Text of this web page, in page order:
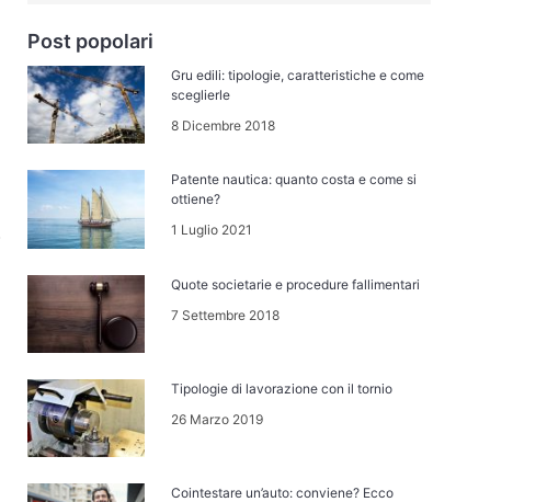
Post popolari
Gru edili: tipologie, caratteristiche e come
sceglierle
8 Dicembre 2018
Patente nautica: quanto costa e come si
ottiene?
1 Luglio 2021
Quote societarie e procedure fallimentari
7 Settembre 2018
Tipologie di lavorazione con il tornio
26 Marzo 2019
Cointestare un’auto: conviene? Ecco